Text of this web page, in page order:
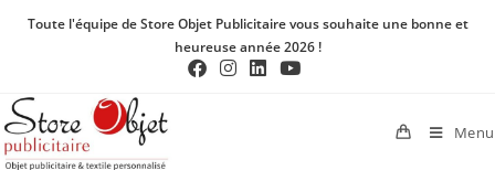
Toute l'équipe de Store Objet Publicitaire vous souhaite une bonne et
heureuse année 2026 !
Menu